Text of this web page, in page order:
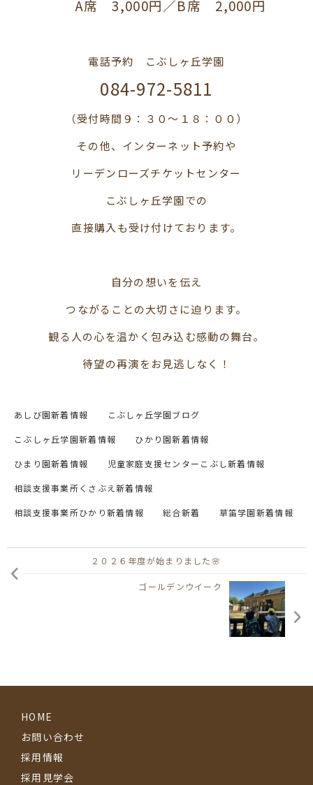
A席 3,000円／B席 2,000円
電話予約 こぶしヶ丘学園
084-972-5811
（受付時間９：３０～１８：００）
その他、インターネット予約や
リーデンローズチケットセンター
こぶしヶ丘学園での
直接購入も受け付けております。
自分の想いを伝え
つながることの大切さに迫ります。
観る人の心を温かく包み込む感動の舞台。
待望の再演をお見逃しなく！
あしび園新着情報 こぶしヶ丘学園ブログ
こぶしヶ丘学園新着情報 ひかり園新着情報
ひまり園新着情報 児童家庭支援センターこぶし新着情報
相談支援事業所くさぶえ新着情報
相談支援事業所ひかり新着情報 総合新着 草笛学園新着情報
２０２６年度が始まりました🌸
ゴールデンウイーク
HOME
お問い合わせ
採用情報
採用見学会